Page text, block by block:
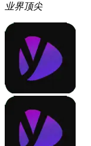
业界顶尖